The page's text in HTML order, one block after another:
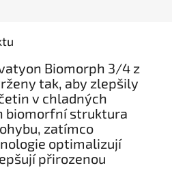
Biomorph 3/4 z
tak, aby zlepšily
v chladných
biomorfní struktura
zatímco
optimalizují
přirozenou